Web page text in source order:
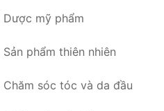
Dược mỹ phẩm
Sản phẩm thiên nhiên
Chăm sóc tóc và da đầu